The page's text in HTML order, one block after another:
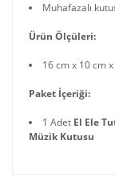
Muhafazalı
Ürün Ölçüleri:
16 cm x 10 cm
Paket İçeriği:
1 Adet El Ele
Müzik Kutusu